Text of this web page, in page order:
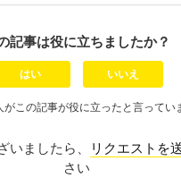
記事は役に立ちましたか？
はい いいえ
この記事が役に立ったと言ってい
いましたら、 リクエストを
さい